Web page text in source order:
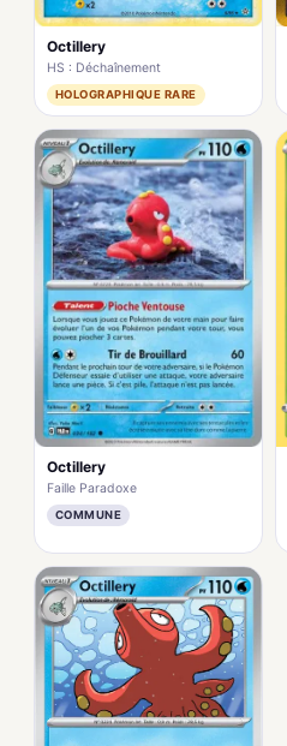
Octillery
HS : Déchaînement
HOLOGRAPHIQUE RARE
Octillery
Faille Paradoxe
COMMUNE